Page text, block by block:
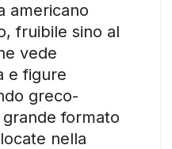
americano
fruibile sino al
vede
e figure
greco-
formato
nella